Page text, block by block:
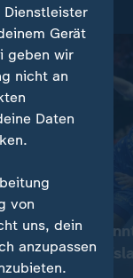
Handball
Kroatien
Finale gegen
Dienstleister
Gerät
geben wir
nicht an
Daten
von
uns, dein
anzupassen